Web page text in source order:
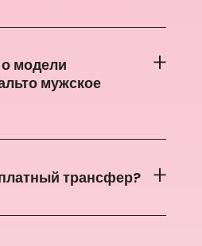
модели
мужское
трансфер?